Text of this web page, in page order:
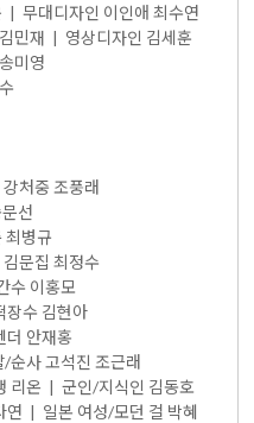
무대디자인 이인애 최수연
민재 | 영상디자인 김세훈
미영
처중 조풍래
선
최병규
문집 최정수
수 이홍모
수 김현아
안재홍
사 고석진 조근래
리온 | 군인/지식인 김동호
연 | 일본 여성/모던 걸 박혜